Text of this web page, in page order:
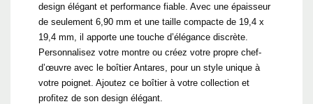
design élégant et performance fiable. Avec une épaisseur
de seulement 6,90 mm et une taille compacte de 19,4 x
19,4 mm, il apporte une touche d’élégance discrète.
Personnalisez votre montre ou créez votre propre chef-
d’œuvre avec le boîtier Antares, pour un style unique à
votre poignet. Ajoutez ce boîtier à votre collection et
profitez de son design élégant.